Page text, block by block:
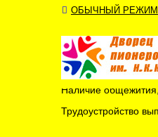
ОБЫЧНЫЙ РЕЖИМ
Стипендии
Стипендии и иные
Наличие
Трудоустройство